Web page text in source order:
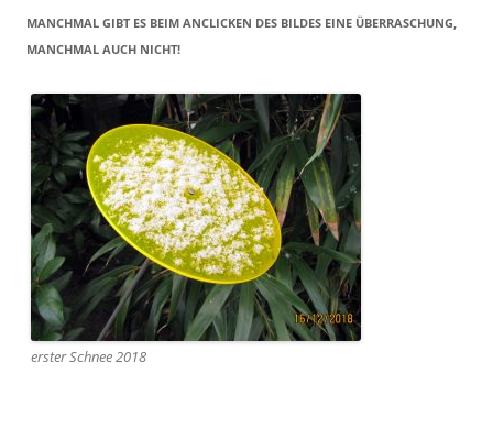
MANCHMAL GIBT ES BEIM ANCLICKEN DES BILDES EINE ÜBERRASCHUNG,
MANCHMAL AUCH NICHT!
erster Schnee 2018